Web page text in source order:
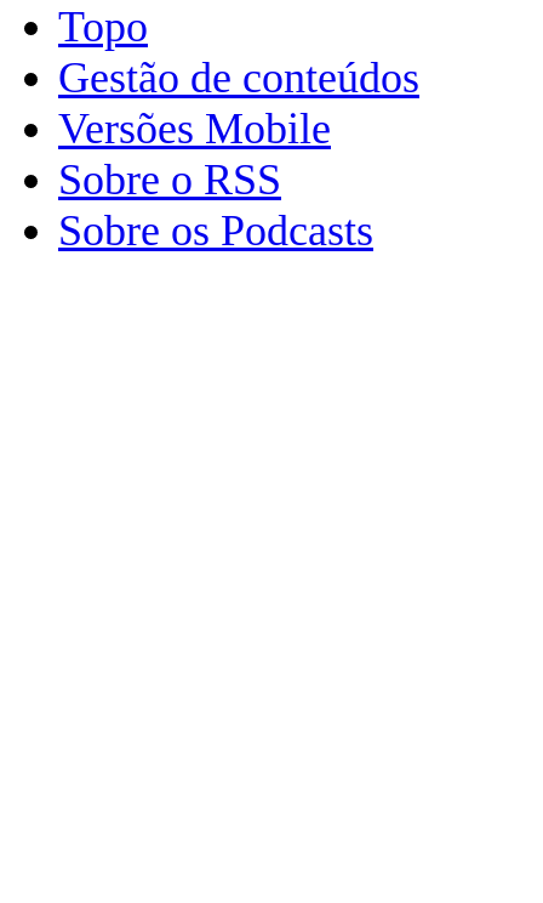
Topo
Gestão de conteúdos
Versões Mobile
Sobre o RSS
Sobre os Podcasts